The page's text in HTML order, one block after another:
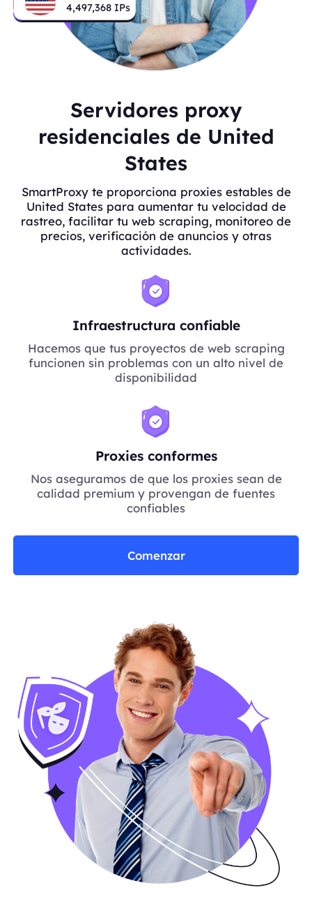
4,497,368 IPs
Servidores proxy
residenciales de United
States
SmartProxy te proporciona proxies estables de
United States para aumentar tu velocidad de
rastreo, facilitar tu web scraping, monitoreo de
precios, verificación de anuncios y otras
actividades.
Infraestructura confiable
Hacemos que tus proyectos de web scraping
funcionen sin problemas con un alto nivel de
disponibilidad
Proxies conformes
Nos aseguramos de que los proxies sean de
calidad premium y provengan de fuentes
confiables
Comenzar